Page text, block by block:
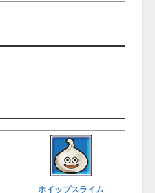
ホイップスライム